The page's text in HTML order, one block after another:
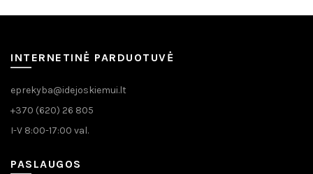
INTERNETINĖ PARDUOTUVĖ
eprekyba@idejoskiemui.lt
+370 (620) 26 805
I-V 8:00-17:00 val.
PASLAUGOS